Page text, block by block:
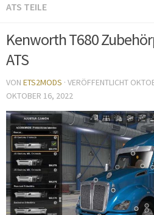
ATS TEILE
Kenworth T680
ATS
VON ETS2MODS · VERÖFFENTLICHT
OKTOBER 16, 2022